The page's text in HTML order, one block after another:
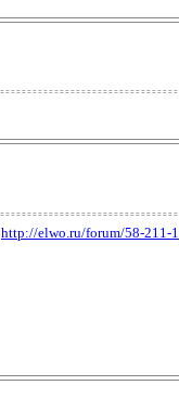
http://elwo.ru/forum/58-211-1